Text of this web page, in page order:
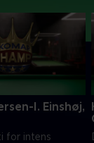
I. Einshøj,
for intens